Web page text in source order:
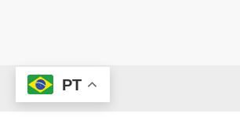
PT